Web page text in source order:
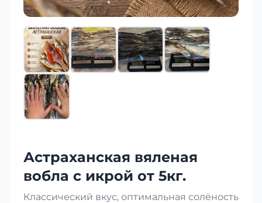
Астраханская вяленая
вобла с икрой от 5кг.
Классический вкус, оптимальная солёность